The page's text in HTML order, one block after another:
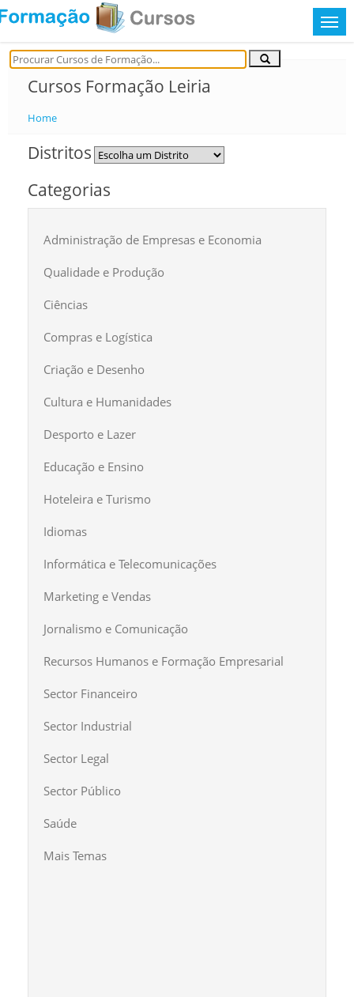
Cursos Formação Leiria
Home
Distritos
Categorias
Administração de Empresas e Economia
Qualidade e Produção
Ciências
Compras e Logística
Criação e Desenho
Cultura e Humanidades
Desporto e Lazer
Educação e Ensino
Hoteleira e Turismo
Idiomas
Informática e Telecomunicações
Marketing e Vendas
Jornalismo e Comunicação
Recursos Humanos e Formação Empresarial
Sector Financeiro
Sector Industrial
Sector Legal
Sector Público
Saúde
Mais Temas